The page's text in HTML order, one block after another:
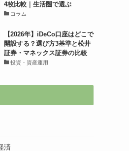
4枚比較｜生活圏で選ぶ
コラム
【2026年】iDeCo口座はどこで
開設する？選び方3基準と松井
証券・マネックス証券の比較
投資・資産運用
済